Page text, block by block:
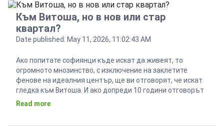
Към Витоша, но в нов или стар
квартал?
Date published: May 11, 2026, 11:02:43 AM
Ако попитате софиянци къде искат да живеят, то
огромното мнозинство, с изключение на заклетите
фенове на идеалния център, ще ви отговорят, че искат
гледка към Витоша. И ако допреди 10 години отговорът
щеше да е еднозначен, в полза на старите южни
Read more